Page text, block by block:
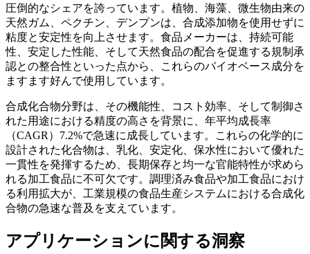
圧倒的なシェアを誇っています。植物、海藻、微生物由来の
天然ガム、ペクチン、デンプンは、合成添加物を使用せずに
粘度と安定性を向上させます。食品メーカーは、持続可能
性、安定した性能、そして天然食品の配合を促進する規制承
認との整合性といった点から、これらのバイオベース成分を
ますます好んで使用しています。
合成化合物分野は、その機能性、コスト効率、そして制御さ
れた用途における精度の高さを背景に、年平均成長率
（CAGR）7.2%で急速に成長しています。これらの化学的に
設計された化合物は、乳化、安定化、保水性において優れた
一貫性を発揮するため、長期保存と均一な官能特性が求めら
れる加工食品に不可欠です。調理済み食品や加工食品におけ
る利用拡大が、工業規模の食品生産システムにおける合成化
合物の急速な普及を支えています。
アプリケーションに関する洞察